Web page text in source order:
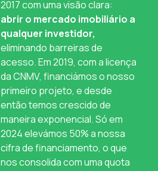
2017 com uma visão clara:
abrir o mercado imobiliário a
qualquer investidor,
eliminando barreiras de
acesso. Em 2019, com a licença
da CNMV, financiámos o nosso
primeiro projeto, e desde
então temos crescido de
maneira exponencial. Só em
2024 elevámos 50% a nossa
cifra de financiamento, o que
nos consolida com uma quota